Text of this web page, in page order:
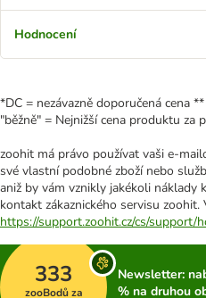
Hodnocení
*DC = nezávazně doporučená cena **
"běžně" = Nejnižší cena produktu za
zoohit má právo používat vaši e-
své vlastní podobné zboží nebo
aniž by vám vznikly jakékoli náklady
kontakt zákaznického servisu zoohit.
https://support.zoohit.cz/cs/support/
333
zooBodů za
Newsletter:
% na druhou